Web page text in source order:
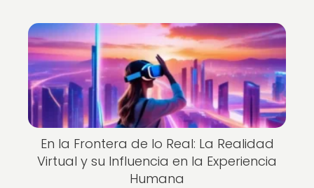
En la Frontera de lo Real: La Realidad
Virtual y su Influencia en la Experiencia
Humana